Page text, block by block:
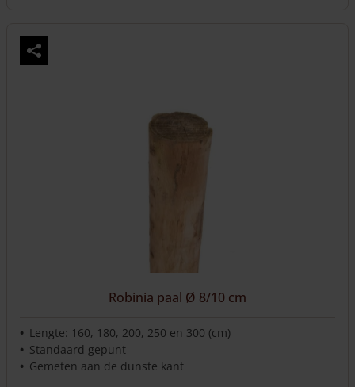
heeft
meerdere
variaties.
Robinia paal Ø 8/10 cm
Lengte: 160, 180, 200, 250 en 300 (cm)
Standaard gepunt
Gemeten aan de dunste kant